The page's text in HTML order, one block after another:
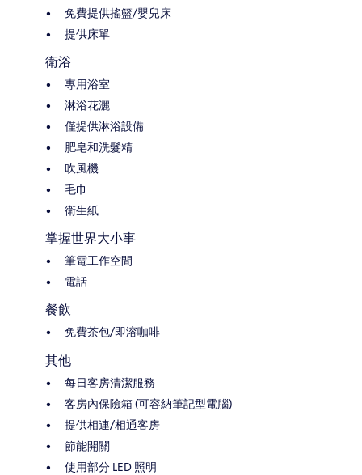
免費提供搖籃/嬰兒床
提供床單
衛浴
專用浴室
淋浴花灑
僅提供淋浴設備
肥皂和洗髮精
吹風機
毛巾
衛生紙
掌握世界大小事
筆電工作空間
電話
餐飲
免費茶包/即溶咖啡
其他
每日客房清潔服務
客房內保險箱 (可容納筆記型電腦)
提供相連/相通客房
節能開關
使用部分 LED 照明